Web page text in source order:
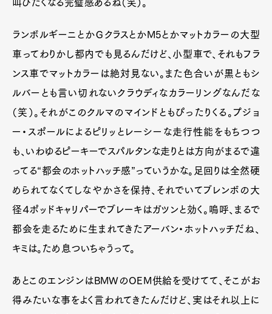
叫びたくなる完璧感あるね（笑）。
ランボルギーニとかＧクラスとかM5とかマットカラーの大型
車ってわりかし都内でも見るんだけど、小型車で、それもフラ
ンス車でマットカラーは絶対見ない。また色合いが黒ともシ
ルバーとも言い切れないクラウディなカラーリングなんだな
（笑）。それがこのクルマのマインドともぴったりくる。プジョ
ー・スポールによるピリッとレーシーな走行性能をもちつつ
も、いわゆるピーキーでスパルタンな走りとは方向がまるで違
ってる“都会のホットハッチ感”っていうかな。足回りは全然硬
められてなくてしなやかさを保持、それでいてブレンボの大
径４ポッドキャリパーでブレーキはガツンと効く。嗚呼、まるで
都会を走るために生まれてきたアーバン・ホットハッチだね、
キミは。ため息ついちゃうって。
あとこのエンジンはBMWのOEM供給を受けてて、そこがお
得みたいな事をよく言われてきたんだけど、実はそれ以上に